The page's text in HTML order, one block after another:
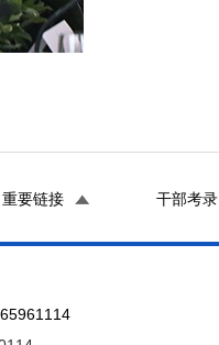
重要链接 干部考录